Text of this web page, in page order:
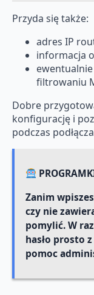
Przyda się także:
adres IP
informacja
filtrowaniu
Dobre
konfigurację i
podczas
Zanim
czy nie
pomylić. W
hasło prosto
pomoc